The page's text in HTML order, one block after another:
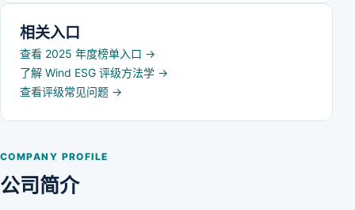
COMPANY PROFILE
公司简介
相关入口
查看 2025 年度榜单入口 →
了解 Wind ESG 评级方法学 →
查看评级常见问题 →